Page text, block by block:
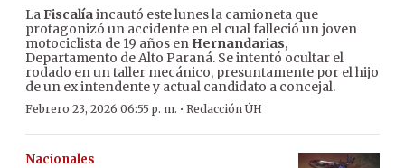
LaFiscalíaincautó este lunes la camioneta que
protagonizó un accidente en el cual falleció un joven
motociclista de 19 años en Hernandarias,
Departamento de Alto Paraná. Se intentó ocultar el
rodado en un taller mecánico, presuntamente por el hijo
de un ex intendente y actual candidato a concejal.
Febrero 23, 2026 06:55 p. m. · Redacción ÚH
Nacionales